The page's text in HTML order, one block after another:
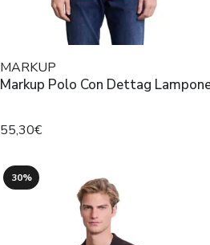
MARKUP
Markup Polo Con Dettag
55,30€
30%